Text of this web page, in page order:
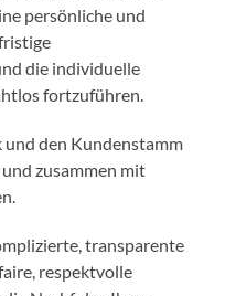
persönliche und
die individuelle
fortzuführen.
und den Kundenstamm
zusammen mit
transparente
respektvolle